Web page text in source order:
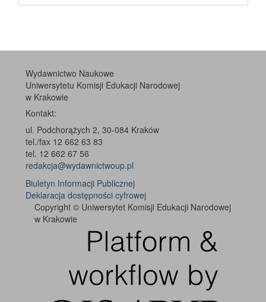
Wydawnictwo Naukowe
Uniwersytetu Komisji Edukacji Narodowej
w Krakowie
Kontakt:
ul. Podchorążych 2, 30-084 Kraków
tel./fax 12 662 63 83
tel. 12 662 67 56
redakcja@wydawnictwoup.pl
Biuletyn Informacji Publicznej
Deklaracja dostępności cyfrowej
Copyright © Uniwersytet Komisji Edukacji Narodowej
w Krakowie